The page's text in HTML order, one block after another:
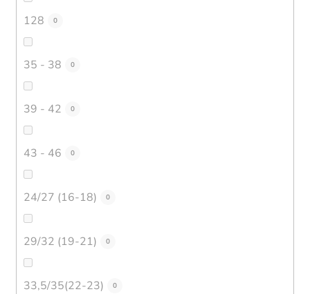
128 0
35 - 38 0
39 - 42 0
43 - 46 0
24/27 (16-18) 0
29/32 (19-21) 0
33,5/35(22-23) 0